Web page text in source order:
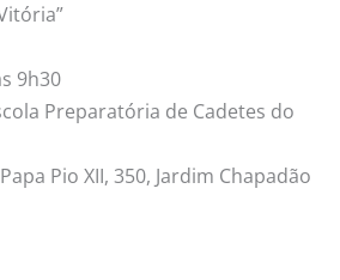
9h30
Preparatória de Cadetes do
Pio XII, 350, Jardim Chapadão